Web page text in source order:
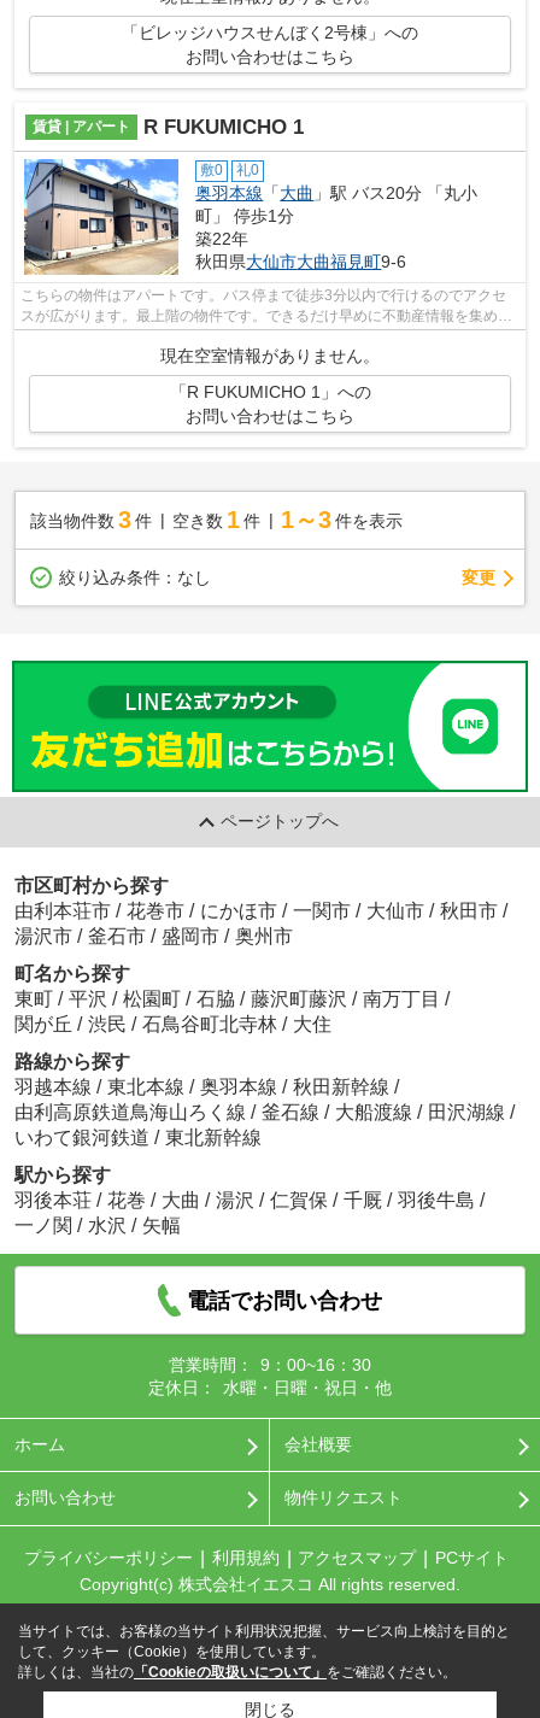
「ビレッジハウスせんぼく2号棟」への
お問い合わせはこちら
賃貸 | アパート R FUKUMICHO 1
敷0 礼0
奥羽本線 「大曲 」駅 バス20分 「丸小
町」 停歩1分
築22年
秋田県大仙市大曲福見町9-6
こちらの物件はアパートです。バス停まで徒歩3分以内で行けるのでアクセ
スが広がります。最上階の物件です。できるだけ早めに不動産情報を集めた
現在空室情報がありません。
「R FUKUMICHO 1」への
お問い合わせはこちら
該当物件数 3件 空き数 1 件 1～3 件を表示
絞り込み条件： なし 変更
ページトップへ
市区町村から探す
由利本荘市 / 花巻市 / にかほ市 / 一関市 / 大仙市 / 秋田市 /
湯沢市 / 釜石市 / 盛岡市 / 奥州市
町名から探す
東町 / 平沢 / 松園町 / 石脇 / 藤沢町藤沢 / 南万丁目 /
関が丘 / 渋民 / 石鳥谷町北寺林 / 大住
路線から探す
羽越本線 / 東北本線 / 奥羽本線 / 秋田新幹線 /
由利高原鉄道鳥海山ろく線 / 釜石線 / 大船渡線 / 田沢湖線 /
いわて銀河鉄道 / 東北新幹線
駅から探す
羽後本荘 / 花巻 / 大曲 / 湯沢 / 仁賀保 / 千厩 / 羽後牛島 /
一ノ関 / 水沢 / 矢幅
電話でお問い合わせ
営業時間：
9：00~16：30
定休日：
水曜・日曜・祝日・他
ホーム 会社概要
お問い合わせ 物件リクエスト
プライバシーポリシー 利用規約 アクセスマップ
PCサイト
Copyright(c) 株式会社イエスコ All rights reserved.
当サイトでは、お客様の当サイト利用状況把握、サービス向上検討を目的と
して、クッキー（Cookie）を使用しています。
詳しくは、当社の 「Cookieの取扱いについて」 をご確認ください。
閉じる